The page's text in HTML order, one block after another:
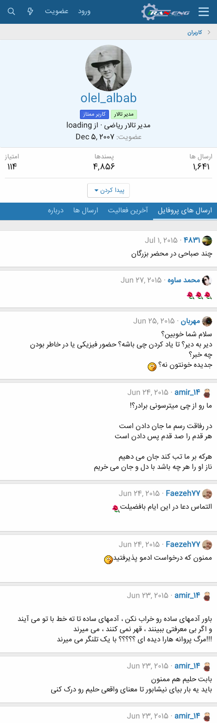
ورود عضویت
کاربران
olel_albab
مدیر تالار کاربر ممتاز
مدیر تالار ریاضی · از loading
عضویت Dec 5, 2007
ارسال ها
1,641
پسندها
4,856
امتیاز
114
پیدا کردن
ارسال های پروفایل آخرین فعالیت ارسال ها درباره
4831
Jul 1, 2015
چند صباحی در محضر بزرگان
محمد ساوه Jun 27, 2015
مهربان Jun 25, 2015
سلام شما خوبین؟
دیر به دیر؟ تا یاد کردن چی باشه؟ حضور فیزیکی یا در خاطر بودن
چه خبر؟
جدیده خونتون نه؟
amir_14
Jun 24, 2015
ما رو از چی میترسونی برادر؟!
در رفاقت رسم ما جان دادن است
هر قدم را صد قدم پس دادن است
هرکه بر ما تب کند جان می دهیم
ناز او را هر چه باشد با دل و جان می خریم
Faezeh77
Jun 24, 2015
التماس دعا در این ایام بافضیلت
Faezeh77
Jun 24, 2015
ممنون که درخواست ادمو پذیرفتید
amir_14
Jun 23, 2015
باور آدمهای ساده رو خراب نکن ، آدمهای ساده تا ته خط با تو می آیند
و اگر بی معرفتی ببینند ، قهر نمی کنند ، می میرند
!!!مرگ پروانه هارا دیده ای ؟؟؟؟؟ با یک تلنگر می میرند
amir_14
Jun 23, 2015
بابت حلیم هم ممنون
باید یه بار بیای نیشابور تا معنای واقعی حلیم رو درک کنی
amir_14
Jun 23, 2015